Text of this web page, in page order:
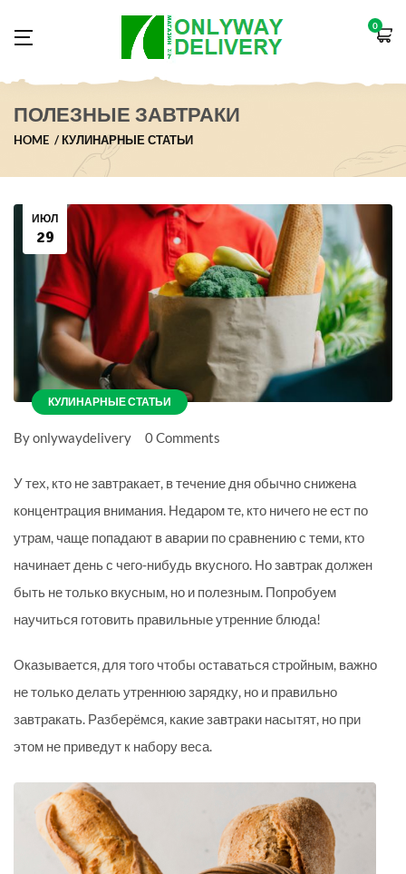
0
ПОЛЕЗНЫЕ ЗАВТРАКИ
HOME КУЛИНАРНЫЕ СТАТЬИ
КУЛИНАРНЫЕ СТАТЬИ
ИЮЛ
29
By onlywaydelivery 0 Comments
У тех, кто не завтракает, в течение дня обычно снижена
концентрация внимания. Недаром те, кто ничего не ест по
утрам, чаще попадают в аварии по сравнению с теми, кто
начинает день с чего-нибудь вкусного. Но завтрак должен
быть не только вкусным, но и полезным. Попробуем
научиться готовить правильные утренние блюда!
Оказывается, для того чтобы оставаться стройным, важно
не только делать утреннюю зарядку, но и правильно
завтракать. Разберёмся, какие завтраки насытят, но при
этом не приведут к набору веса.